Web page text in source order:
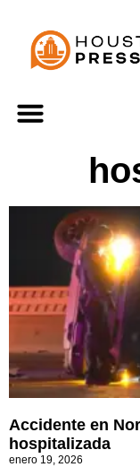
Accidente en
hospitalizada
enero 19, 2026